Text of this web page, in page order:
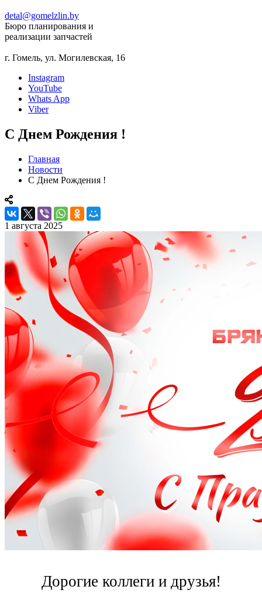
detal@gomelzlin.by
Бюро планирования и
реализации запчастей
г. Гомель, ул. Могилевская, 16
Instagram
YouTube
Whats App
Viber
С Днем Рождения !
Главная
Новости
С Днем Рождения !
1 августа 2025
Дорогие коллеги и друзья!